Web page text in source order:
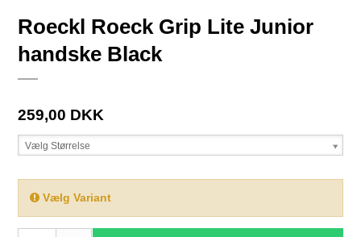
Roeckl Roeck Grip Lite Junior
handske Black
259,00 DKK
Vælg Størrelse
Vælg Variant